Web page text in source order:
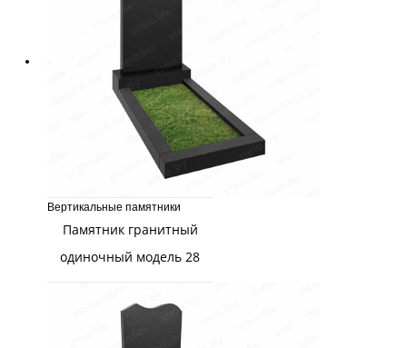
Вертикальные памятники
Памятник гранитный
одиночный модель 28